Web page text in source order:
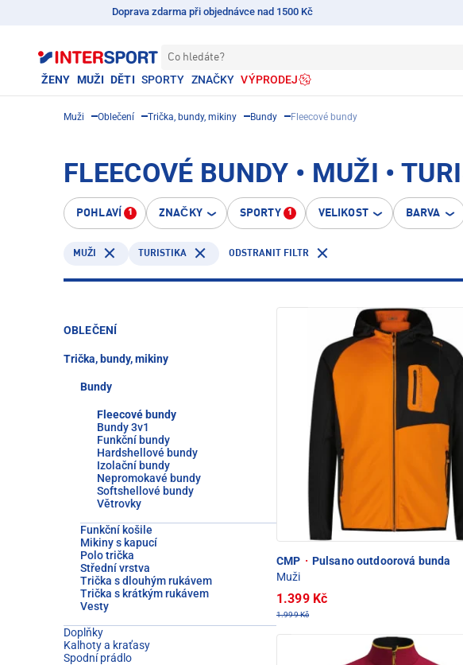
Doprava zdarma při objednávce nad 1500 Kč
Co hledáte?
ŽENY MUŽI DĚTI SPORTY ZNAČKY VÝPRODEJ
Muži Oblečení Trička, bundy, mikiny Bundy Fleecové bundy
FLEECOVÉ BUNDY • MUŽI •
POHLAVÍ 1 ZNAČKY SPORTY 1 VELIKOST BARVA
MUŽI TURISTIKA ODSTRANIT FILTR
OBLEČENÍ
Trička, bundy, mikiny
Bundy
Fleecové bundy
Bundy 3v1
Funkční bundy
Hardshellové bundy
Izolační bundy
Nepromokavé bundy
Softshellové bundy
Větrovky
Funkční košile
Mikiny s kapucí
Polo trička
Střední vrstva
Trička s dlouhým rukávem
Trička s krátkým rukávem
Vesty
Doplňky
Kalhoty a kraťasy
Spodní prádlo
CMP · Pulsano outdoorová bunda
Muži
1.399 Kč
1.999 Kč